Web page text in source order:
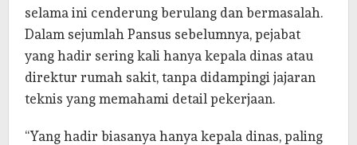
selama ini cenderung berulang dan bermasalah.
Dalam sejumlah Pansus sebelumnya, pejabat
yang hadir sering kali hanya kepala dinas atau
direktur rumah sakit, tanpa didampingi jajaran
teknis yang memahami detail pekerjaan.
“Yang hadir biasanya hanya kepala dinas, paling